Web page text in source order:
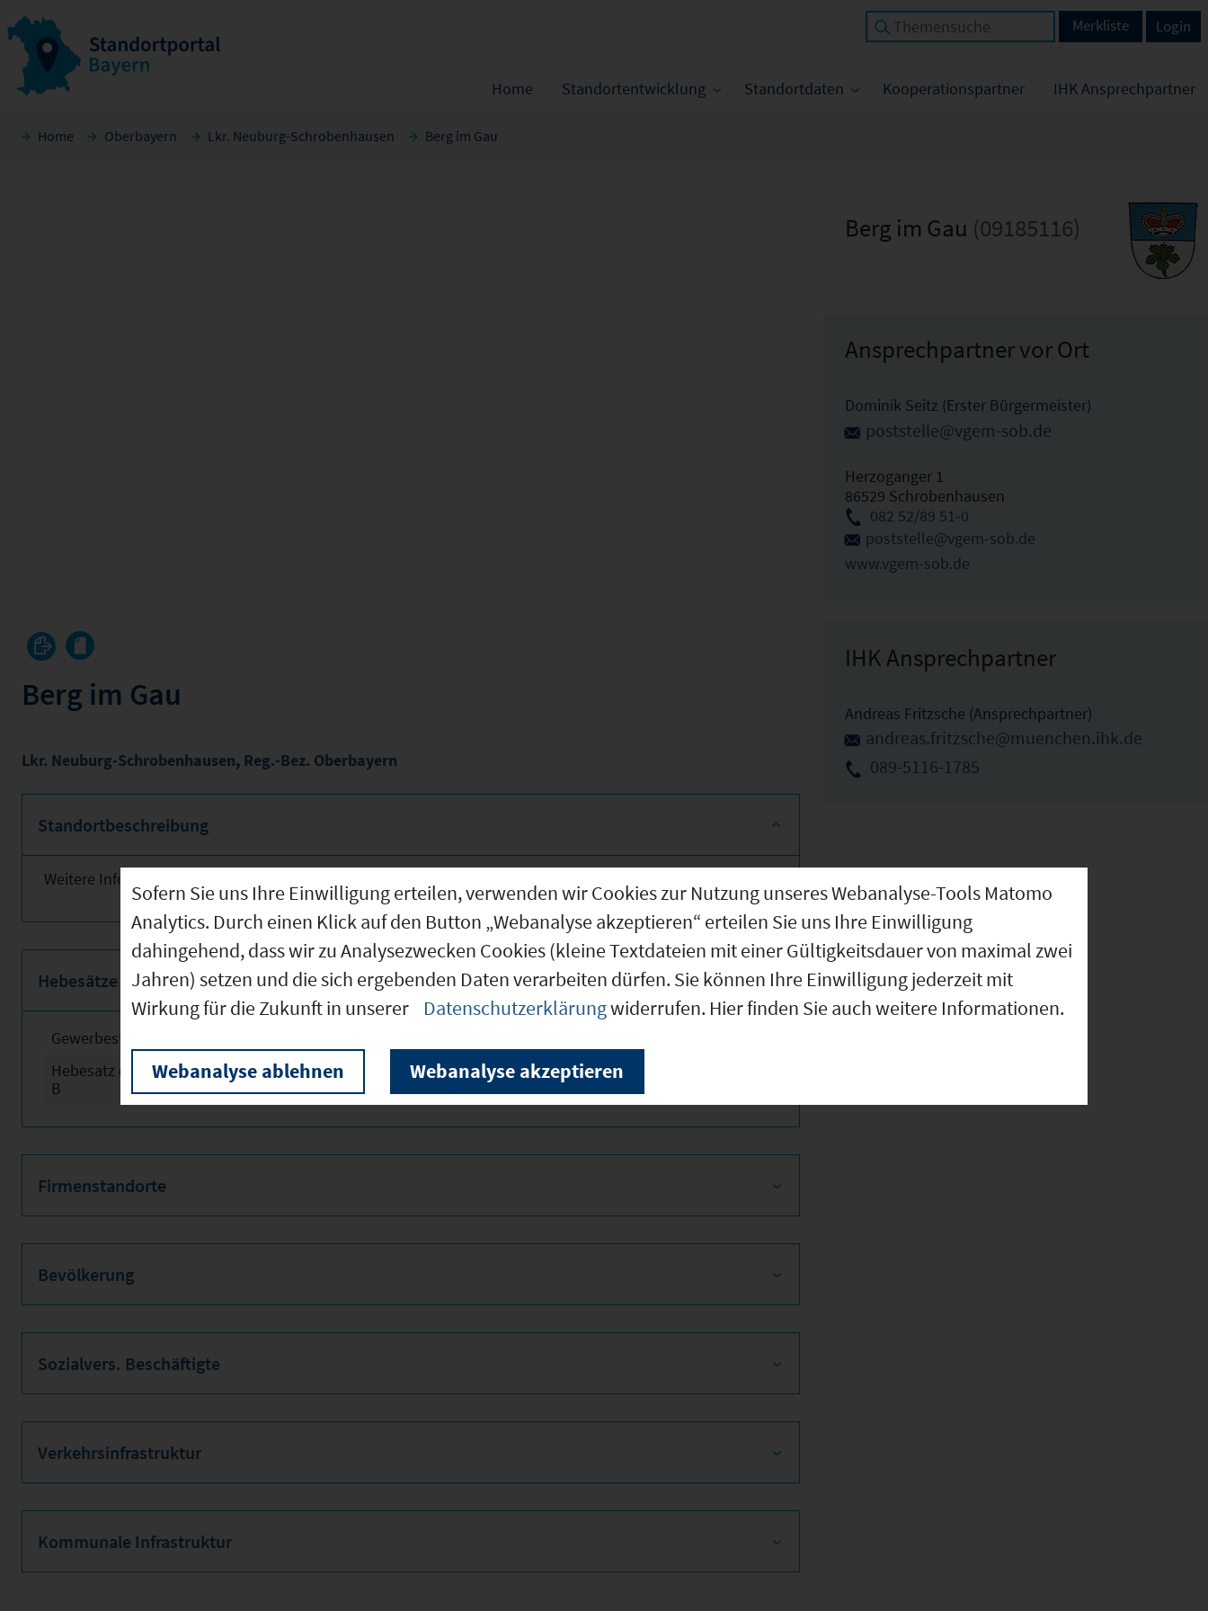
Home Standortentwicklung Standortdaten Kooperationspartner IHK Ansprechpartner
Login
Merkliste
Home Oberbayern Lkr. Neuburg-Schrobenhausen Berg im Gau
Berg im Gau
Lkr. Neuburg-Schrobenhausen, Reg.-Bez. Oberbayern
Standortbeschreibung
Weitere Informationen finden Sie obenstehend!
Hebesätze
Gewerbesteuerhebesatz
Hebesatz der Grundsteuer
B
2024 350
Firmenstandorte
Bevölkerung
Sozialvers. Beschäftigte
Verkehrsinfrastruktur
Kommunale Infrastruktur
Berg im Gau (09185116)
Ansprechpartner vor Ort
Dominik Seitz (Erster Bürgermeister)
poststelle@vgem-sob.de
Herzoganger 1
86529 Schrobenhausen
082 52/89 51-0
poststelle@vgem-sob.de
www.vgem-sob.de
IHK Ansprechpartner
Andreas Fritzsche (Ansprechpartner)
andreas.fritzsche@muenchen.ihk.de
089-5116-1785
Sofern Sie uns Ihre Einwilligung erteilen, verwenden wir Cookies zur Nutzung unseres Webanalyse-Tools Matomo
Analytics. Durch einen Klick auf den Button „Webanalyse akzeptieren“ erteilen Sie uns Ihre Einwilligung
dahingehend, dass wir zu Analysezwecken Cookies (kleine Textdateien mit einer Gültigkeitsdauer von maximal zwei
Jahren) setzen und die sich ergebenden Daten verarbeiten dürfen. Sie können Ihre Einwilligung jederzeit mit
Wirkung für die Zukunft in unserer
Datenschutzerklärungwiderrufen. Hier finden Sie auch weitere Informationen.
Webanalyse ablehnen Webanalyse akzeptieren